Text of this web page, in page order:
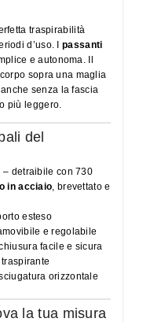
traspirabilità
d’uso. Ipassanti
e autonoma. Il
sopra una maglia
senza la fascia
più leggero.
del
– detraibile con 730
in acciaio , brevettato e
esteso
e regolabile
facile e sicura
orizzontale
la tua misura